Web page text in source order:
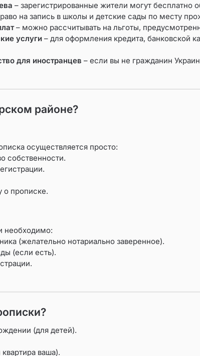
– зарегистрированные жители могут бесплатно
на запись в школы и детские сады по месту
– можно рассчитывать на льготы,
услуги – для оформления кредита, банковской
для иностранцев – если вы не гражданин
районе?
осуществляется просто:
собственности.
о прописке.
необходимо:
(желательно нотариально заверенное).
(если есть).
(для детей).
ваша).